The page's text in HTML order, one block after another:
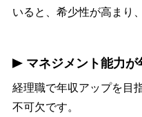
いると、希少性が高まり
マネジメント能力
経理職で年収アップを目
不可欠です。